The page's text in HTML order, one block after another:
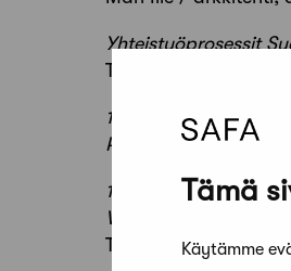
Tämä
Käytämme
Yhteistyöprosessit
Tuula Lehtinen /
17.00
PANEELIKESKUSTELU
18.00
VERKOSTOITUMISTA
Tarjolla juotavaa ja